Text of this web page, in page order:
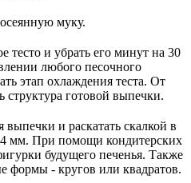
муку.
тесто и убрать его минут на 30
любого песочного
этап охлаждения теста. От
структура готовой выпечки.
выпечки и раскатать скалкой в
мм. При помощи кондитерских
будущего печенья. Также
формы - кругов или квадратов.